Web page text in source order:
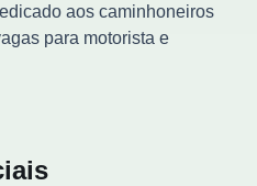
aos caminhoneiros
para motorista e